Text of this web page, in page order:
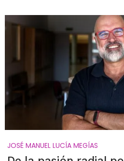
JOSÉ MANUEL LUCÍA MEGÍAS